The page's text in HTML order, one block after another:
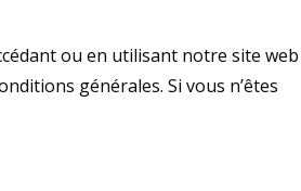
ou en utilisant notre site web
générales. Si vous n’êtes